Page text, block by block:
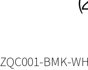
ZQC001-BMK-WH